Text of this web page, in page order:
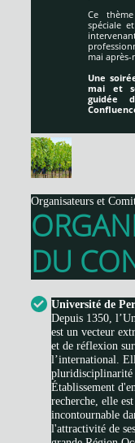
Ce
spéciale
mai
Une
mai et
guidée
Organisateurs et
DU
Université de
Depuis 1350,
est un vecteur
et de réflexion
l’international.
pluridisciplinarité
Établissement
recherche, elle
incontournable
l'attractivité de